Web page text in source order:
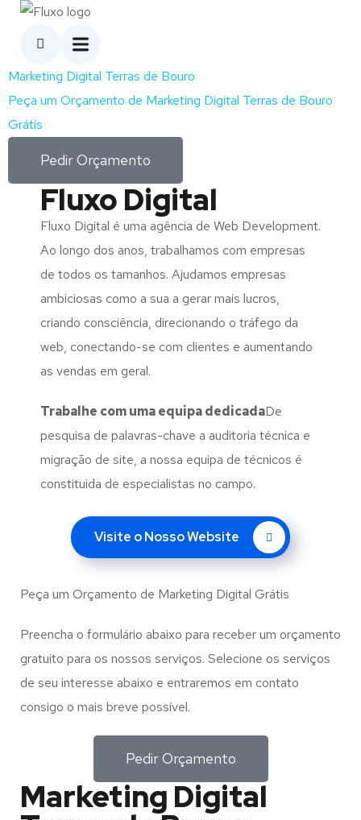
Marketing Digital Terras de Bouro
Peça um Orçamento de Marketing Digital Terras de Bouro
Grátis
Pedir Orçamento
Fluxo Digital
Fluxo Digital é uma agência de Web Development.
Ao longo dos anos, trabalhamos com empresas
de todos os tamanhos. Ajudamos empresas
ambiciosas como a sua a gerar mais lucros,
criando consciência, direcionando o tráfego da
web, conectando-se com clientes e aumentando
as vendas em geral.
Trabalhe com umaequipa dedicadaDe
pesquisa de palavras-chave a auditoria técnica e
migração de site, a nossa equipa de técnicos é
constituida de especialistas no campo.
Visite o Nosso Website
Peça um Orçamento de Marketing Digital Grátis
Preencha o formulário abaixo para receber um orçamento
gratuito para os nossos serviços. Selecione os serviços
de seu interesse abaixo e entraremos em contato
consigo o mais breve possível.
Pedir Orçamento
Marketing Digital